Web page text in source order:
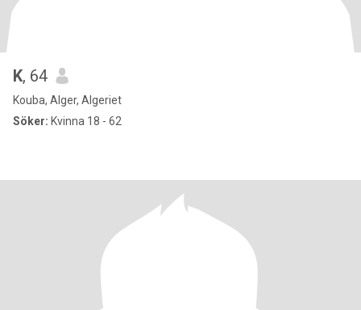
K, 64
Kouba, Alger, Algeriet
Söker: Kvinna 18 - 62